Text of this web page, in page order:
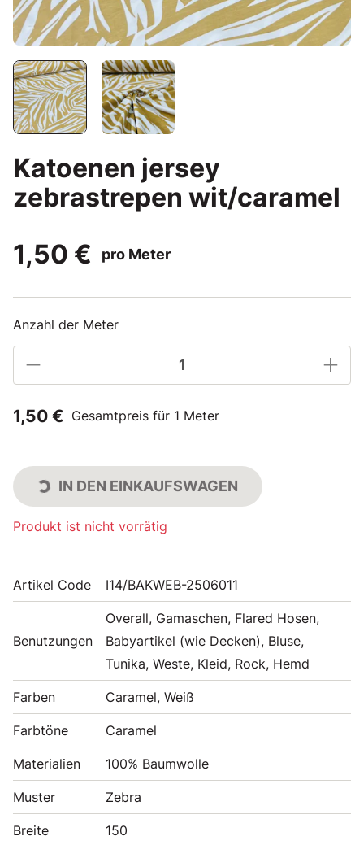
Katoenen jersey
zebrastrepen wit/caramel
1,50 €
pro Meter
Anzahl der Meter
1,50 € Gesamtpreis für 1 Meter
IN DEN EINKAUFSWAGEN
Produkt ist nicht vorrätig
Artikel Code I14/BAKWEB-2506011
Benutzungen
Overall, Gamaschen, Flared Hosen,
Babyartikel (wie Decken), Bluse,
Tunika, Weste, Kleid, Rock, Hemd
Farben Caramel, Weiß
Farbtöne Caramel
Materialien 100% Baumwolle
Muster Zebra
Breite 150